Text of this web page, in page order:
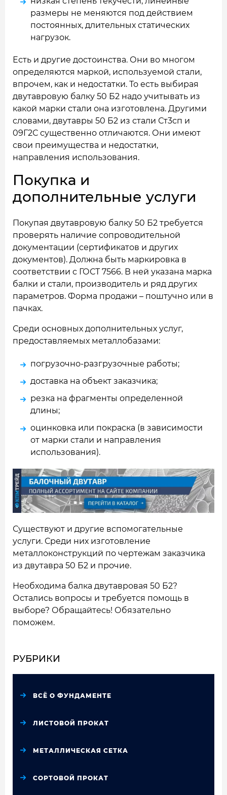
размеры не меняются под действием
постоянных, длительных статических
нагрузок.
Есть и другие достоинства. Они во многом
определяются маркой, используемой стали,
впрочем, как и недостатки. То есть выбирая
двутавровую балку 50 Б2 надо учитывать из
какой марки стали она изготовлена. Другими
словами, двутавры 50 Б2 из стали Ст3сп и
09Г2С существенно отличаются. Они имеют
свои преимущества и недостатки,
направления использования.
Покупка и
дополнительные услуги
Покупая двутавровую балку 50 Б2 требуется
проверять наличие сопроводительной
документации (сертификатов и других
документов). Должна быть маркировка в
соответствии с ГОСТ 7566. В ней указана марка
балки и стали, производитель и ряд других
параметров. Форма продажи – поштучно или в
пачках.
Среди основных дополнительных услуг,
предоставляемых металлобазами:
погрузочно-разгрузочные работы;
доставка на объект заказчика;
резка на фрагменты определенной
длины;
оцинковка или покраска (в зависимости
от марки стали и направления
использования).
Существуют и другие вспомогательные
услуги. Среди них изготовление
металлоконструкций по чертежам заказчика
из двутавра 50 Б2 и прочие.
Необходима балка двутавровая 50 Б2?
Остались вопросы и требуется помощь в
выборе? Обращайтесь! Обязательно
поможем.
РУБРИКИ
ВСЁ О ФУНДАМЕНТЕ
ЛИСТОВОЙ ПРОКАТ
МЕТАЛЛИЧЕСКАЯ СЕТКА
СОРТОВОЙ ПРОКАТ